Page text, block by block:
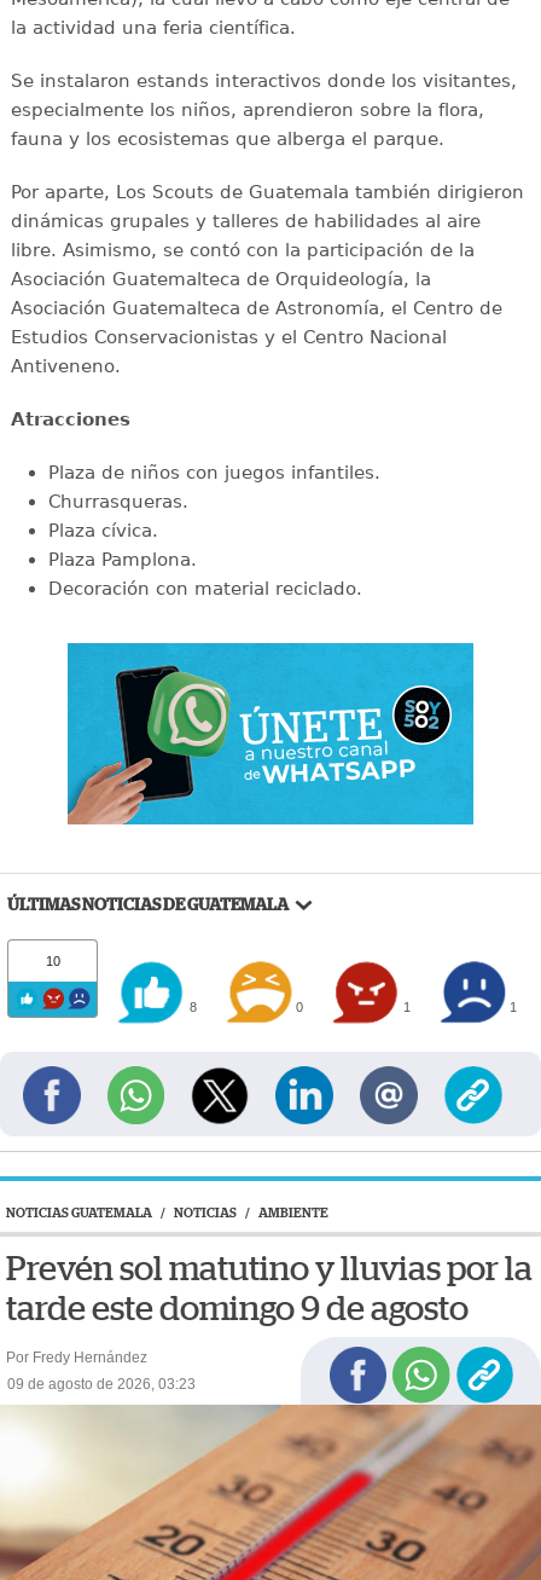
la actividad una feria científica.
Se instalaron estands interactivos donde los visitantes,
especialmente los niños, aprendieron sobre la flora,
fauna y los ecosistemas que alberga el parque.
Por aparte, Los Scouts de Guatemala también dirigieron
dinámicas grupales y talleres de habilidades al aire
libre. Asimismo, se contó con la participación de la
Asociación Guatemalteca de Orquideología, la
Asociación Guatemalteca de Astronomía, el Centro de
Estudios Conservacionistas y el Centro Nacional
Antiveneno.
Atracciones
Plaza de niños con juegos infantiles.
Churrasqueras.
Plaza cívica.
Plaza Pamplona.
Decoración con material reciclado.
ÚLTIMAS NOTICIAS DE GUATEMALA
10
8 0 1 1
NOTICIAS GUATEMALA / NOTICIAS / AMBIENTE
Prevén sol matutino y lluvias por la
tarde este domingo 9 de agosto
Por Fredy Hernández
09 de agosto de 2026, 03:23